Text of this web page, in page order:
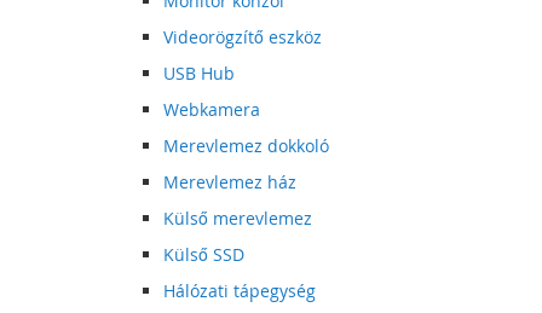
Videorögzítő eszköz
USB Hub
Webkamera
Merevlemez dokkoló
Merevlemez ház
Külső merevlemez
Külső SSD
Hálózati tápegység